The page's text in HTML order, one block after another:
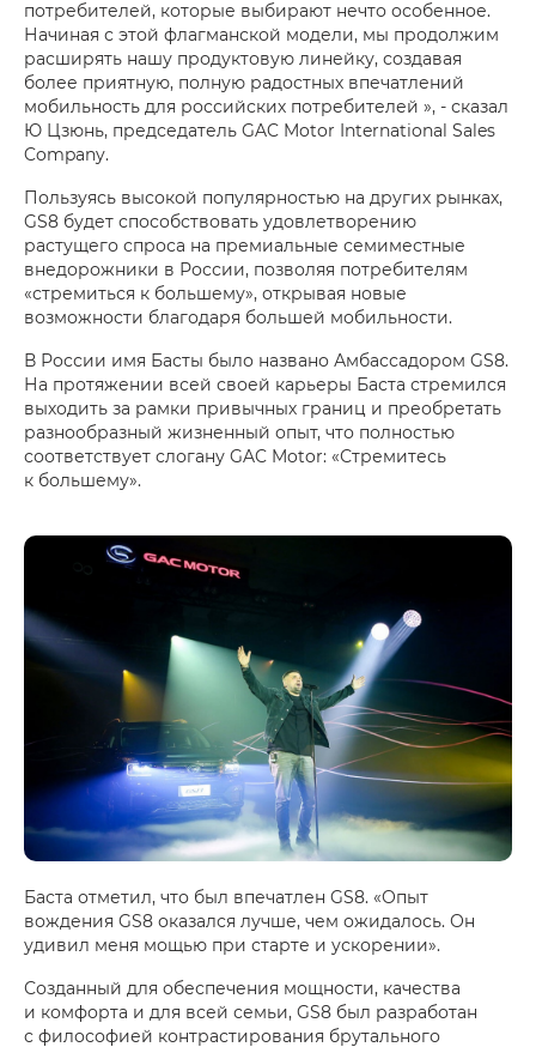
потребителей, которые выбирают нечто особенное.
Начиная с этой флагманской модели, мы продолжим
расширять нашу продуктовую линейку, создавая
более приятную, полную радостных впечатлений
мобильность для российских потребителей », - сказал
Ю Цзюнь, председатель GAC Motor International Sales
Company.
Пользуясь высокой популярностью на других рынках,
GS8 будет способствовать удовлетворению
растущего спроса на премиальные семиместные
внедорожники в России, позволяя потребителям
«стремиться к большему», открывая новые
возможности благодаря большей мобильности.
В России имя Басты было названо Амбассадором GS8.
На протяжении всей своей карьеры Баста стремился
выходить за рамки привычных границ и преобретать
разнообразный жизненный опыт, что полностью
соответствует слогану GAC Motor: «Стремитесь
к большему».
Баста отметил, что был впечатлен GS8. «Опыт
вождения GS8 оказался лучше, чем ожидалось. Он
удивил меня мощью при старте и ускорении».
Созданный для обеспечения мощности, качества
и комфорта и для всей семьи, GS8 был разработан
с философией контрастирования брутального